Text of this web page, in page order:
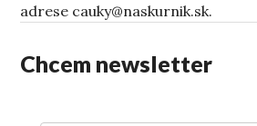
adrese cauky@naskurnik.sk.
Chcem newsletter